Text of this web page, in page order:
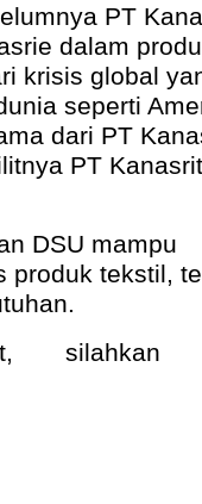
PT
dalam
krisis global
seperti
dari PT
PT
DSU mampu
produk tekstil,
silahkan